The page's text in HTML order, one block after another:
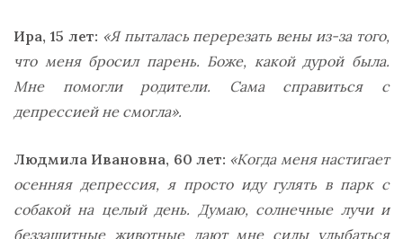
Ира, 15 лет: «Я пыталась перерезать вены из-за того,
что меня бросил парень. Боже, какой дурой была.
Мне помогли родители. Сама справиться с
депрессией не смогла».
Людмила Ивановна, 60 лет: «Когда меня настигает
осенняя депрессия, я просто иду гулять в парк с
собакой на целый день. Думаю, солнечные лучи и
беззащитные животные дают мне силы улыбаться